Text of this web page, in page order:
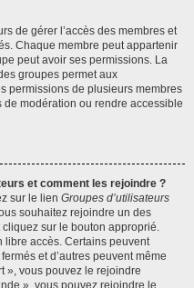
de gérer l’accès des membres et
Chaque membre peut appartenir
peut avoir ses permissions. La
groupes permet aux
permissions de plusieurs membres
de modération ou rendre accessible
et comment les rejoindre ?
sur le lien Groupes d’utilisateurs
souhaitez rejoindre un des
sur le bouton approprié.
libre accès. Certains peuvent
et d’autres peuvent même
», vous pouvez le rejoindre
», vous pouvez rejoindre le